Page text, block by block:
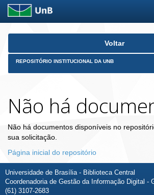
Skip
Voltar
REPOSITÓRIO INSTITUCIONAL DA UNB
Não há
Não há documentos disponíveis no
sua solicitação.
Página inicial do repositório
Universidade de Brasília - Biblioteca Central
Coordenadoria de Gestão da Informação Digital -
(61) 3107-2683